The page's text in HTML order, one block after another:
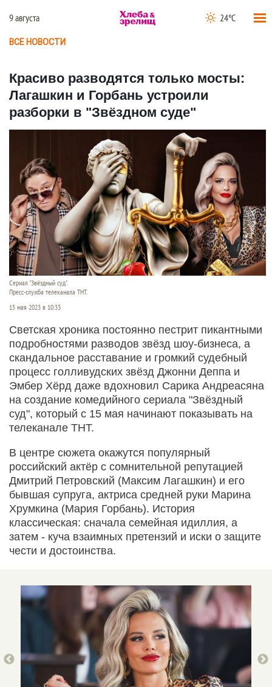
9 августа 24°C
ВСЕ НОВОСТИ
Красиво разводятся только мосты:
Лагашкин и Горбань устроили
разборки в "Звёздном суде"
Сериал "Звёздный суд".
Пресс-служба телеканала ТНТ.
15 мая 2023 в 10:33
Светская хроника постоянно пестрит пикантными
подробностями разводов звёзд шоу-бизнеса, а
скандальное расставание и громкий судебный
процесс голливудских звёзд Джонни Деппа и
Эмбер Хёрд даже вдохновил Сарика Андреасяна
на создание комедийного сериала "Звёздный
суд", который с 15 мая начинают показывать на
телеканале ТНТ.
В центре сюжета окажутся популярный
российский актёр с сомнительной репутацией
Дмитрий Петровский (Максим Лагашкин) и его
бывшая супруга, актриса средней руки Марина
Хрумкина (Мария Горбань). История
классическая: сначала семейная идиллия, а
затем - куча взаимных претензий и иски о защите
чести и достоинства.